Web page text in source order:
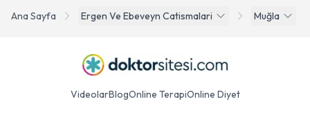
Ana Sayfa Ergen Ve Ebeveyn Catismalari Muğla
VideolarBlogOnline TerapiOnline Diyet